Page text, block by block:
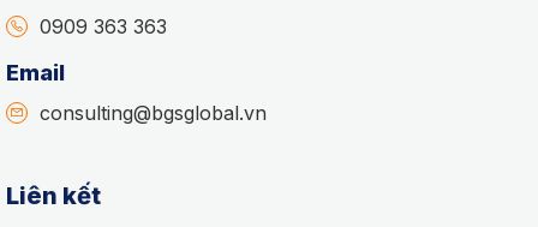
0909 363 363
Email
consulting@bgsglobal.vn
Liên kết